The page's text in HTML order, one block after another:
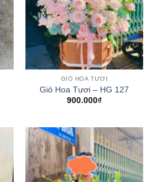
GIỎ HOA TƯƠI
Giỏ Hoa Tươi – HG 127
900.000₫